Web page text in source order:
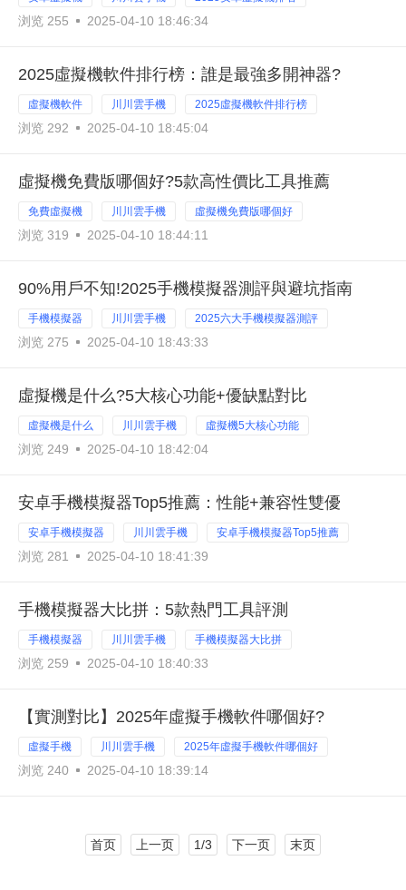
浏览 255 2025-04-10 18:46:34
2025虛擬機軟件排行榜：誰是最強多開神器?
虛擬機軟件 川川雲手機 2025虛擬機軟件排行榜
浏览 292 2025-04-10 18:45:04
虛擬機免費版哪個好?5款高性價比工具推薦
免費虛擬機 川川雲手機 虛擬機免費版哪個好
浏览 319 2025-04-10 18:44:11
90%用戶不知!2025手機模擬器測評與避坑指南
手機模擬器 川川雲手機 2025六大手機模擬器測評
浏览 275 2025-04-10 18:43:33
虛擬機是什么?5大核心功能+優缺點對比
虛擬機是什么 川川雲手機 虛擬機5大核心功能
浏览 249 2025-04-10 18:42:04
安卓手機模擬器Top5推薦：性能+兼容性雙優
安卓手機模擬器 川川雲手機 安卓手機模擬器Top5推薦
浏览 281 2025-04-10 18:41:39
手機模擬器大比拼：5款熱門工具評測
手機模擬器 川川雲手機 手機模擬器大比拼
浏览 259 2025-04-10 18:40:33
【實測對比】2025年虛擬手機軟件哪個好?
虛擬手機 川川雲手機 2025年虛擬手機軟件哪個好
浏览 240 2025-04-10 18:39:14
首页 上一页 1/3 下一页 末页